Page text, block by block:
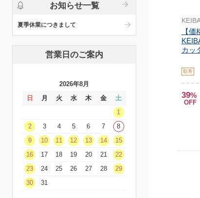
お知らせ一覧
夏季休業につきまして
営業日のご案内
2026年8月
日
月 火 水 木 金
土
1
2
3 4 5 6 7
8
9
10 11 12 13 14
15
16
17 18 19 20 21
22
23
24 25 26 27 28
29
30
31
【
カッ
取寄
39%
OFF